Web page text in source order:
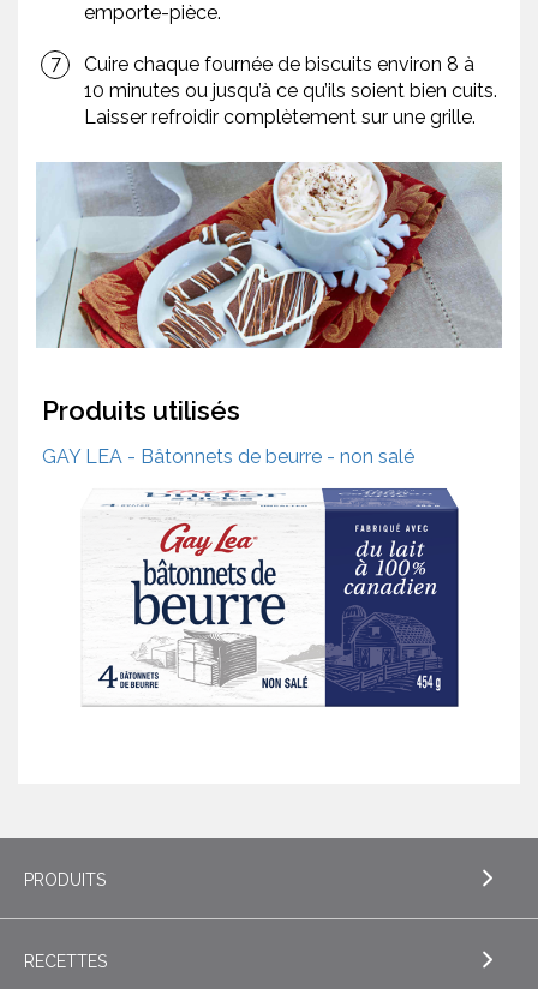
emporte-pièce.
Cuire chaque fournée de biscuits environ 8 à
10 minutes ou jusqu’à ce qu’ils soient bien cuits.
Laisser refroidir complètement sur une grille.
Produits utilisés
GAY LEA - Bâtonnets de beurre - non salé
PRODUITS
EXPLORE PRODUITS
RECETTES